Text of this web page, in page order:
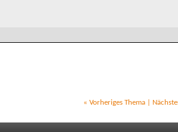
« Vorheriges Thema|